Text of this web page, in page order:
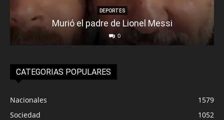
DEPORTES
Murió el padre de Lionel Messi
0
CATEGORIAS POPULARES
Nacionales
1579
Sociedad
1052